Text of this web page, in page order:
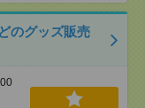
のグッズ販売